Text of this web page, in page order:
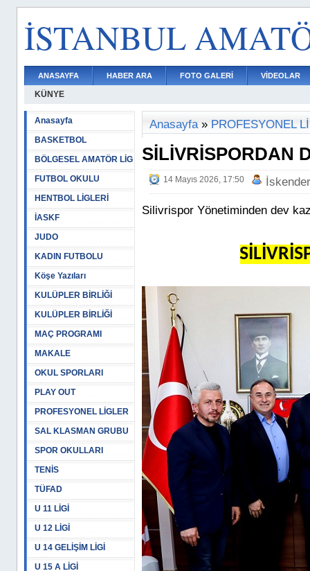
İSTANBUL
ANASAYFA HABER ARA FOTO GALERİ VİDEOLAR
KÜNYE
Anasayfa
BASKETBOL
BÖLGESEL AMATÖR LİG
FUTBOL OKULU
HENTBOL LİGLERİ
İASKF
JUDO
KADIN FUTBOLU
Köşe Yazıları
KULÜPLER BİRLİĞİ
KULÜPLER BİRLİĞİ
MAÇ PROGRAMI
MAKALE
OKUL SPORLARI
PLAY OUT
PROFESYONEL LİGLER
SAL KLASMAN GRUBU
SPOR OKULLARI
TENİS
TÜFAD
U 11 LİGİ
U 12 LİGİ
U 14 GELİŞİM LİGİ
U 15 A LİGİ
Anasayfa» PROFESYONEL
SİLİVRİSPORDAN
14 Mayıs 2026, 17:50
Silivrispor Yönetiminden dev